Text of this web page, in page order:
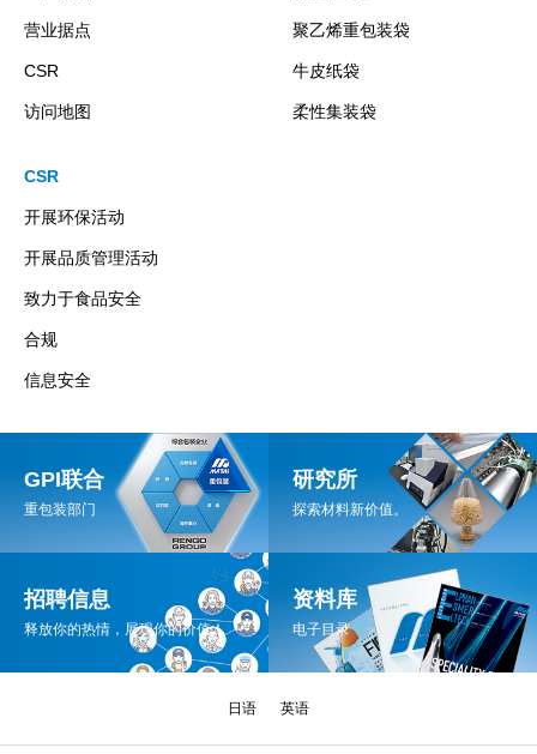
营业据点
CSR
访问地图
聚乙烯重包装袋
牛皮纸袋
柔性集装袋
CSR
开展环保活动
开展品质管理活动
致力于食品安全
合规
信息安全
GPI联合
重包装部门
研究所
探索材料新价值。
招聘信息
释放你的热情，展现你的价值！
资料库
电子目录
日语 英语